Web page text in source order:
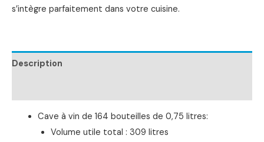
s’intègre parfaitement dans votre cuisine.
Description
Cave à vin de 164 bouteilles de 0,75 litres:
Volume utile total : 309 litres